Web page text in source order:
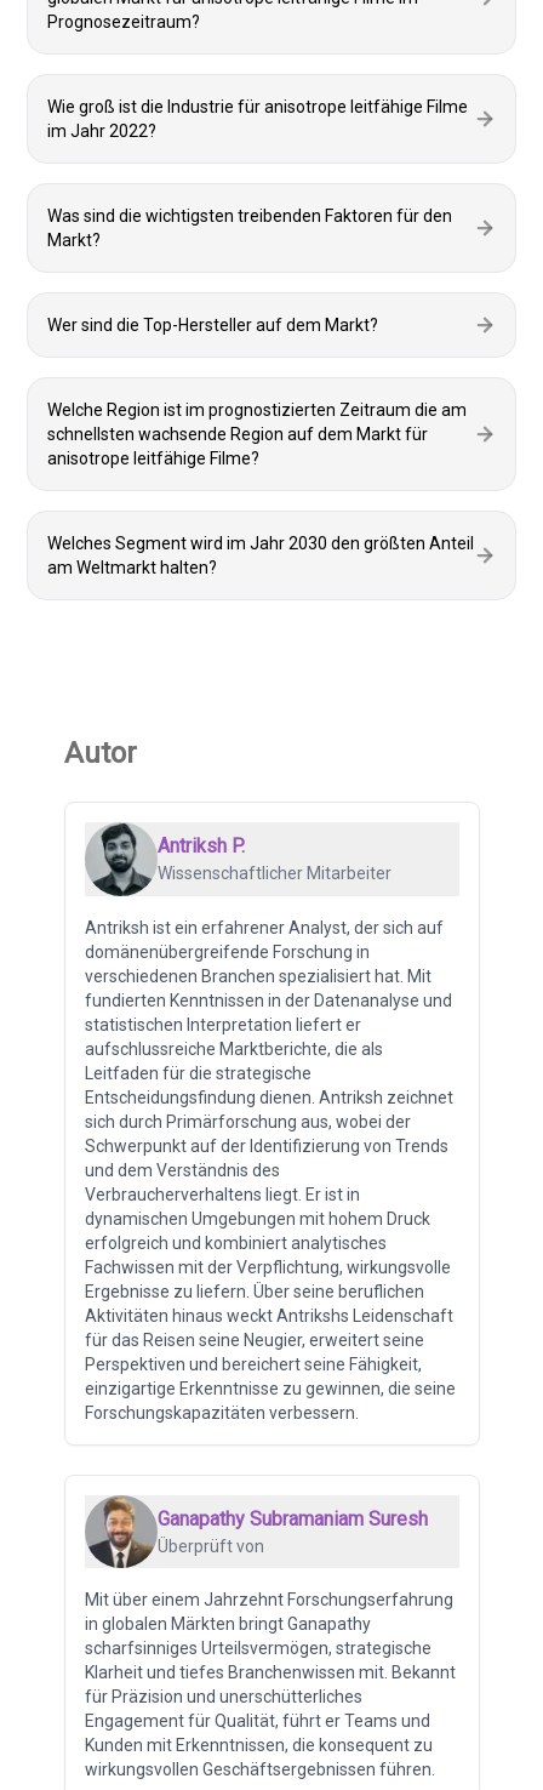
Prognosezeitraum?
Wie groß ist die Industrie für anisotrope leitfähige Filme
im Jahr 2022?
Was sind die wichtigsten treibenden Faktoren für den
Markt?
Wer sind die Top-Hersteller auf dem Markt?
Welche Region ist im prognostizierten Zeitraum die am
schnellsten wachsende Region auf dem Markt für
anisotrope leitfähige Filme?
Welches Segment wird im Jahr 2030 den größten Anteil
am Weltmarkt halten?
Autor
Antriksh P.
Wissenschaftlicher Mitarbeiter
Antriksh ist ein erfahrener Analyst, der sich auf
domänenübergreifende Forschung in
verschiedenen Branchen spezialisiert hat. Mit
fundierten Kenntnissen in der Datenanalyse und
statistischen Interpretation liefert er
aufschlussreiche Marktberichte, die als
Leitfaden für die strategische
Entscheidungsfindung dienen. Antriksh zeichnet
sich durch Primärforschung aus, wobei der
Schwerpunkt auf der Identifizierung von Trends
und dem Verständnis des
Verbraucherverhaltens liegt. Er ist in
dynamischen Umgebungen mit hohem Druck
erfolgreich und kombiniert analytisches
Fachwissen mit der Verpflichtung, wirkungsvolle
Ergebnisse zu liefern. Über seine beruflichen
Aktivitäten hinaus weckt Antrikshs Leidenschaft
für das Reisen seine Neugier, erweitert seine
Perspektiven und bereichert seine Fähigkeit,
einzigartige Erkenntnisse zu gewinnen, die seine
Forschungskapazitäten verbessern.
Ganapathy Subramaniam Suresh
Überprüft von
Mit über einem Jahrzehnt Forschungserfahrung
in globalen Märkten bringt Ganapathy
scharfsinniges Urteilsvermögen, strategische
Klarheit und tiefes Branchenwissen mit. Bekannt
für Präzision und unerschütterliches
Engagement für Qualität, führt er Teams und
Kunden mit Erkenntnissen, die konsequent zu
wirkungsvollen Geschäftsergebnissen führen.